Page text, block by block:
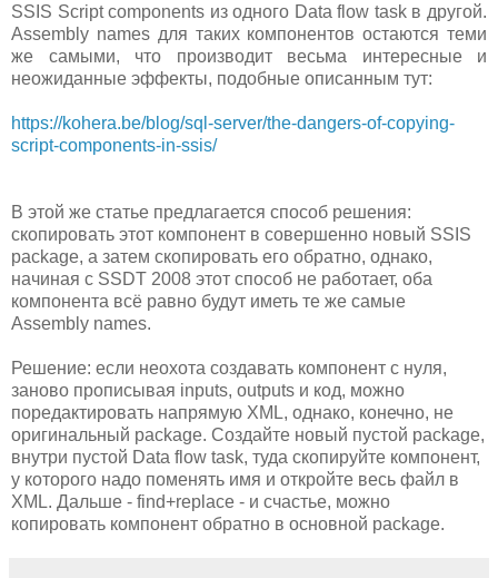
SSIS Script components из одного Data flow task в другой.
Assembly names для таких компонентов остаются теми
же самыми, что производит весьма интересные и
неожиданные эффекты, подобные описанным тут:
https://kohera.be/blog/sql-server/the-dangers-of-copying-
script-components-in-ssis/
В этой же статье предлагается способ решения:
скопировать этот компонент в совершенно новый SSIS
package, а затем скопировать его обратно, однако,
начиная с SSDT 2008 этот способ не работает, оба
компонента всё равно будут иметь те же самые
Assembly names.
Решение: если неохота создавать компонент с нуля,
заново прописывая inputs, outputs и код, можно
поредактировать напрямую XML, однако, конечно, не
оригинальный package. Создайте новый пустой package,
внутри пустой Data flow task, туда скопируйте компонент,
у которого надо поменять имя и откройте весь файл в
XML. Дальше - find+replace - и счастье, можно
копировать компонент обратно в основной package.